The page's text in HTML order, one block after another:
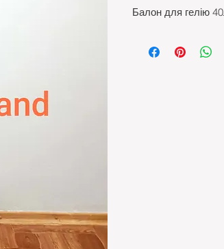
Балон для гелію
атестовані на п'ять